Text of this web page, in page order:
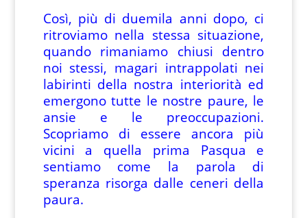
Così, più di duemila anni dopo, ci
ritroviamo nella stessa situazione,
quando rimaniamo chiusi dentro
noi stessi, magari intrappolati nei
labirinti della nostra interiorità ed
emergono tutte le nostre paure, le
ansie e le preoccupazioni.
Scopriamo di essere ancora più
vicini a quella prima Pasqua e
sentiamo come la parola di
speranza risorga dalle ceneri della
paura.